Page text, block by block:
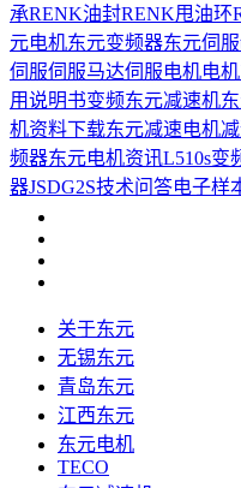
承RENK油封RENK甩油环
元电机东元变频器东元伺服
伺服伺服马达伺服电机电机
用说明书变频东元减速机
机资料下载东元减速电机
频器东元电机资讯L510s变
器JSDG2S技术问答电子样
关于东元
无锡东元
青岛东元
江西东元
东元电机
TECO